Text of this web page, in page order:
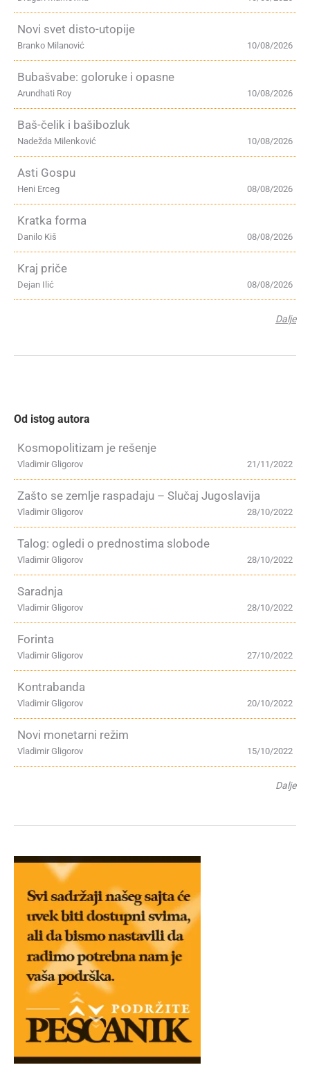
Novi svet disto-utopije
10/08/2026
Branko Milanović
Bubašvabe: goloruke i opasne
10/08/2026
Arundhati Roy
Baš-čelik i bašibozluk
10/08/2026
Nadežda Milenković
Asti Gospu
08/08/2026
Heni Erceg
Kratka forma
08/08/2026
Danilo Kiš
Kraj priče
08/08/2026
Dejan Ilić
Dalje
Od istog autora
Kosmopolitizam je rešenje
21/11/2022
Vladimir Gligorov
Zašto se zemlje raspadaju – Slučaj Jugoslavija
28/10/2022
Vladimir Gligorov
Talog: ogledi o prednostima slobode
28/10/2022
Vladimir Gligorov
Saradnja
28/10/2022
Vladimir Gligorov
Forinta
27/10/2022
Vladimir Gligorov
Kontrabanda
20/10/2022
Vladimir Gligorov
Novi monetarni režim
15/10/2022
Vladimir Gligorov
Dalje